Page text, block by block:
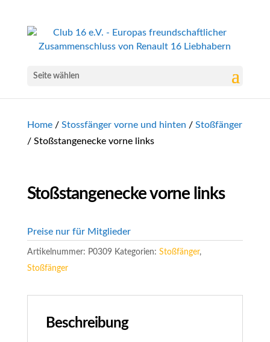
Seite wählen
Home/ Stossfänger vorne und hinten / Stoßfänger
/ Stoßstangenecke vorne links
Stoßstangenecke vorne links
Preise nur für Mitglieder
Artikelnummer: P0309 Kategorien: Stoßfänger,
Stoßfänger
Beschreibung